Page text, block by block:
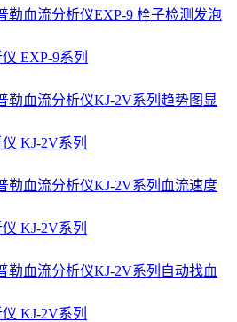
EXP-9系列
KJ-2V系列
KJ-2V系列
KJ-2V系列